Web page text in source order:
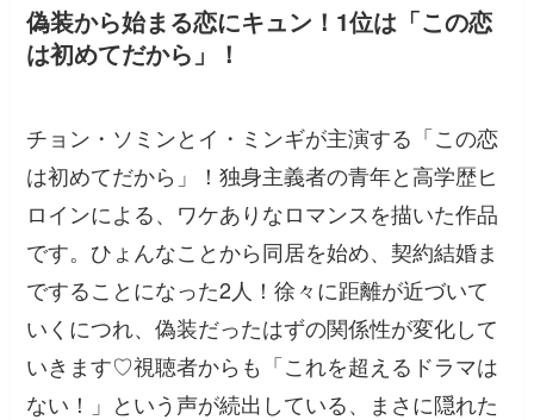
偽装から始まる恋にキュン！1位は「この恋
は初めてだから」！
チョン・ソミンとイ・ミンギが主演する「この恋
は初めてだから」！独身主義者の青年と高学歴ヒ
ロインによる、ワケありなロマンスを描いた作品
です。ひょんなことから同居を始め、契約結婚ま
ですることになった2人！徐々に距離が近づいて
いくにつれ、偽装だったはずの関係性が変化して
いきます♡視聴者からも「これを超えるドラマは
ない！」という声が続出している、まさに隠れた